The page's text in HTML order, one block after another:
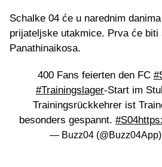
Schalke 04 će u narednim
prijateljske utakmice. Prva će biti
Panathinaikosa.
400 Fans feierten den FC
#Trainingslager-Start im
Trainingsrückkehrer ist
besonders gespannt. #S04
— Buzz04 (@Buzz04App)